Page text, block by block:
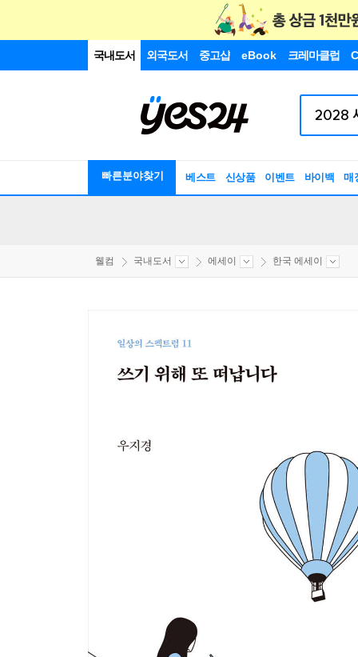
국내도서 외국도서 중고샵 eBook 크레마클럽
빠른분야찾기 베스트 신상품 이벤트 바이백 매
웰컴 국내도서 에세이 한국 에세이